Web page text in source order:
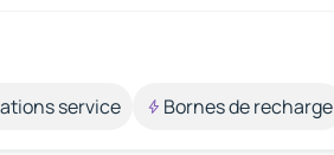
service Bornes de recharge